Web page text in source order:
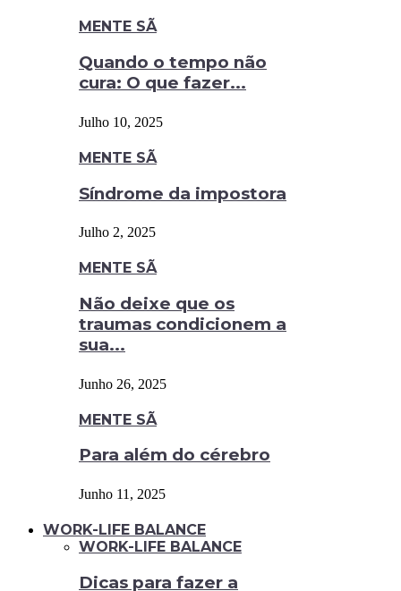
MENTE SÃ
Quando o tempo não
cura: O que fazer...
Julho 10, 2025
MENTE SÃ
Síndrome da impostora
Julho 2, 2025
MENTE SÃ
Não deixe que os
traumas condicionem a
sua...
Junho 26, 2025
MENTE SÃ
Para além do cérebro
Junho 11, 2025
WORK-LIFE BALANCE
WORK-LIFE BALANCE
Dicas para fazer a